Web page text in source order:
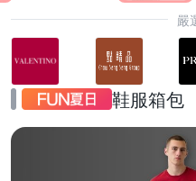
嚴
鞋服箱包